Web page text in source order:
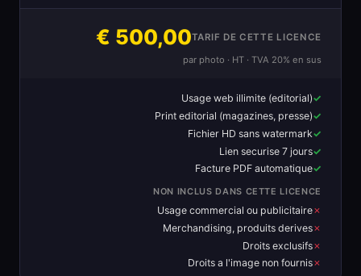
TARIF DE CETTE LICENCE
500,00 €
par photo · HT · TVA 20% en sus
Usage web illimite (editorial)
Print editorial (magazines, presse)
Fichier HD sans watermark
Lien securise 7 jours
Facture PDF automatique
NON INCLUS DANS CETTE LICENCE
Usage commercial ou publicitaire
Merchandising, produits derives
Droits exclusifs
Droits a l'image non fournis